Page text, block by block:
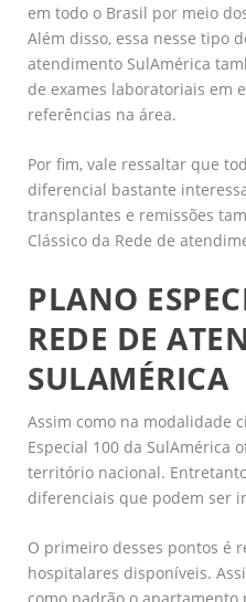
em todo o Brasil por meio
Além disso, essa nesse tipo
atendimento SulAmérica
de exames laboratoriais em
referências na área.
Por fim, vale ressaltar que
diferencial bastante
transplantes e remissões
Clássico da Rede de
PLANO
REDE DE
SULAMÉRICA
Assim como na modalidade
Especial 100 da SulAmérica
território nacional.
diferenciais que podem ser
O primeiro desses pontos é
hospitalares disponíveis.